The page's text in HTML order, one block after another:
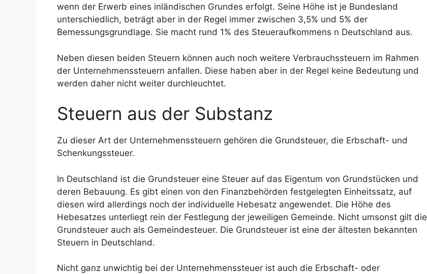
wenn der Erwerb eines inländischen Grundes erfolgt. Seine Höhe ist je Bundesland
unterschiedlich, beträgt aber in der Regel immer zwischen 3,5% und 5% der
Bemessungsgrundlage. Sie macht rund 1% des Steueraufkommens n Deutschland aus.
Neben diesen beiden Steuern können auch noch weitere Verbrauchssteuern im Rahmen
der Unternehmenssteuern anfallen. Diese haben aber in der Regel keine Bedeutung und
werden daher nicht weiter durchleuchtet.
Steuern aus der Substanz
Zu dieser Art der Unternehmenssteuern gehören die Grundsteuer, die Erbschaft- und
Schenkungssteuer.
In Deutschland ist die Grundsteuer eine Steuer auf das Eigentum von Grundstücken und
deren Bebauung. Es gibt einen von den Finanzbehörden festgelegten Einheitssatz, auf
diesen wird allerdings noch der individuelle Hebesatz angewendet. Die Höhe des
Hebesatzes unterliegt rein der Festlegung der jeweiligen Gemeinde. Nicht umsonst gilt die
Grundsteuer auch als Gemeindesteuer. Die Grundsteuer ist eine der ältesten bekannten
Steuern in Deutschland.
Nicht ganz unwichtig bei der Unternehmenssteuer ist auch die Erbschaft- oder